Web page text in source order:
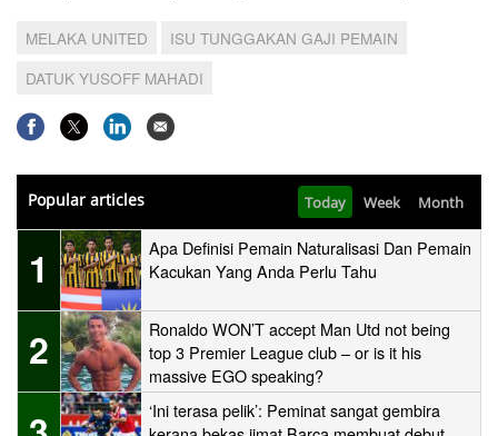
MELAKA UNITED
ISU TUNGGAKAN GAJI PEMAIN
DATUK YUSOFF MAHADI
Popular articles Today Week Month
1
Apa Definisi Pemain Naturalisasi Dan Pemain
Kacukan Yang Anda Perlu Tahu
2
Ronaldo WON’T accept Man Utd not being
top 3 Premier League club – or is it his
massive EGO speaking?
‘Ini terasa pelik’: Peminat sangat gembira